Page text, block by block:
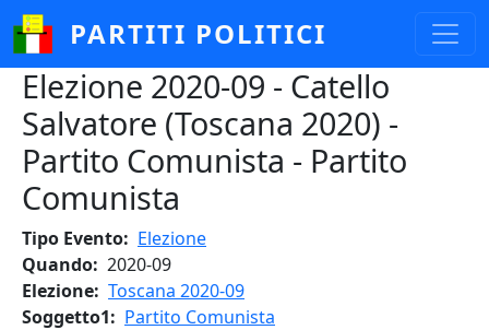
Salta al contenuto principale
PARTITI POLITICI
Elezione 2020-09 - Catello
Salvatore (Toscana 2020) -
Partito Comunista - Partito
Comunista
Tipo Evento
Elezione
Quando 2020-09
Elezione Toscana 2020-09
Soggetto1
Partito Comunista